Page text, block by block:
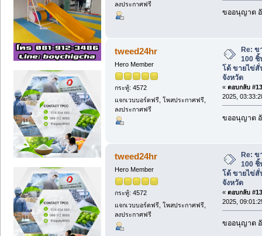
ลงประกาศฟรี
ขออนุญาต
tweed24hr
Hero Member
กระทู้: 4572
แจกเวบบอร์ดฟรี, โพสประกาศฟรี,
ลงประกาศฟรี
Re: ข
100 ชิ้
โด้ ขายไข่สั่
จังหวัด
« ตอบกลับ
2025,
ขออนุญาต
tweed24hr
Hero Member
กระทู้: 4572
แจกเวบบอร์ดฟรี, โพสประกาศฟรี,
ลงประกาศฟรี
Re: ข
100 ชิ้
โด้ ขายไข่สั่
จังหวัด
« ตอบกลับ
2025,
ขออนุญาต